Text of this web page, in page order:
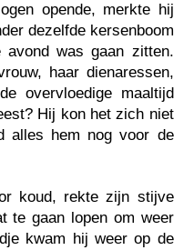
opende, merkte hij
dezelfde kersenboom
avond was gaan zitten.
haar dienaressen,
overvloedige maaltijd
Hij kon het zich niet
alles hem nog voor de
koud, rekte zijn stijve
te gaan lopen om weer
kwam hij weer op de